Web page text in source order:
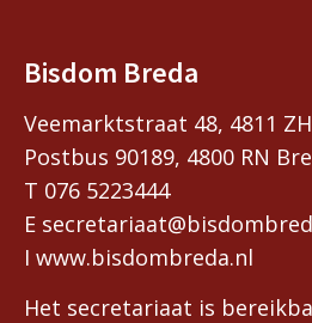
Bisdom Breda
Veemarktstraat 48, 4811
Postbus 90189, 4800 RN
T 076 5223444
E
I www.bisdombreda.nl
Het secretariaat is